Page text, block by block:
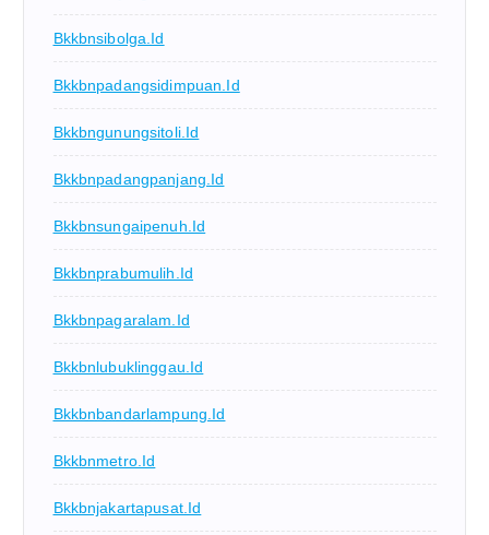
Bkkbnsibolga.id
Bkkbnpadangsidimpuan.id
Bkkbngunungsitoli.id
Bkkbnpadangpanjang.id
Bkkbnsungaipenuh.id
Bkkbnprabumulih.id
Bkkbnpagaralam.id
Bkkbnlubuklinggau.id
Bkkbnbandarlampung.id
Bkkbnmetro.id
Bkkbnjakartapusat.id